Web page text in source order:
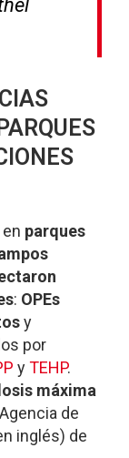
parques
: OPEs
y
por
yTEHP.
máxima
de
inglés) de